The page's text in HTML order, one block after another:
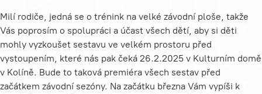
Milí rodiče, jedná se o trénink na velké závodní ploše, takže
Vás poprosím o spolupráci a účast všech dětí, aby si děti
mohly vyzkoušet sestavu ve velkém prostoru před
vystoupením, které nás pak čeká 26.2.2025 v Kulturním domě
v Kolíně. Bude to taková premiéra všech sestav před
začátkem závodní sezóny. Na začátku března Vám vypíši k